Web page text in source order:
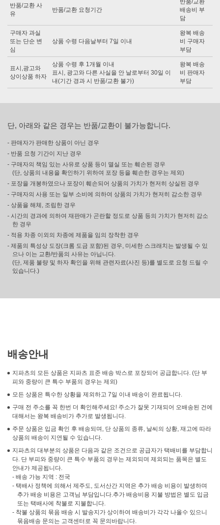
반품/교환 사
유
반품/교환 요청기간
반품/교환
배송비 부
담
구매자 과실
또는 단순 변
심
상품 수령 다음날부터 7일 이내
왕복 배송
비 구매자
부담
표시,광고와
상이상품 하자
상품 수령 후 1개월 이내
표시, 광고와 다른 사실을 안 날로부터 30일 이
내(기간 경과 시 반품/교환 불가)
왕복 배송
비 판매자
부담
단, 아래와 같은 경우는 반품/교환이 불가능합니다.
- 판매자가 판매한 상품이 아닌 경우
- 반품 요청 기간이 지난 경우
- 구매자의 책임 있는 사유로 상품 등이 멸실 또는 훼손된 경우
(단, 상품의 내용을 확인하기 위하여 포장 등을 훼손한 경우는 제외)
- 포장을 개봉하였으나 포장이 훼손되어 상품의 가치가 현저히 상실된 경우
- 구매자의 사용 또는 일부 소비에 의하여 상품의 가치가 현저히 감소한 경우
- 상품을 해체, 조립한 경우
- 시간의 경과에 의하여 재판매가 곤란할 정도로 상품 등의 가치가 현저히 감소
한 경우
- 적용 차종 이외의 차종에 제품을 임의 장착한 경우
- 제품의 특성상 도장(크롬 도금 포함)된 경우, 미세한 스크래치는 발생될 수 있
으나 이는 교환/반품의 사유는 아닙니다.
(단, 제품 불량 및 하자 확인을 위해 관련자료(사진 등)를 별도로 요청 드릴 수
있습니다.)
배송안내
지파츠의 모든 상품은 지파츠 표준 배송 박스로 포장되어 공급합니다. (단 부
피와 중량이 큰 특수 부품의 경우는 제외)
모든 상품은 특수한 상황을 제외하고 7일 이내 배송이 완료됩니다.
구매 전 주소를 꼭 한번 더 확인해주세요! 주소가 잘못 기재되어 오배송된 건에
대해서는 왕복 배송비가 추가로 발생됩니다.
주문 상품은 입금 확인 후 배송되며, 단 상품의 종류, 날씨의 상황, 재고에 따라
상품의 배송이 지연될 수 있습니다.
지파츠의 대부분의 상품은 다음과 같은 조건으로 공급자가 택배비를 부담합니
다. 단 부피와 중량이 큰 특수 부품의 경우는 제외되며 제외되는 품목은 별도
안내가 제공됩니다.
- 배송 가능 지역 : 전국
- 택배사 정책에 의해서 제주도, 도서산간 지역은 추가 배송 비용이 발생하며
추가 배송 비용은 고객님 부담입니다.추가 배송비용 지불 방법은 별도 입금
또는 택배사에 착불로 지불합니다.
- 착불 상품의 묶음 배송 시 발송지가 상이하여 배송비가 각각 나올수 있으니
묶음배송 문의는 고객센터로 꼭 문의바랍니다.